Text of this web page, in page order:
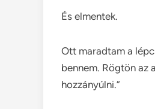
És elmentek.
Ott maradtam a
bennem. Rögtön az
hozzányúlni.”